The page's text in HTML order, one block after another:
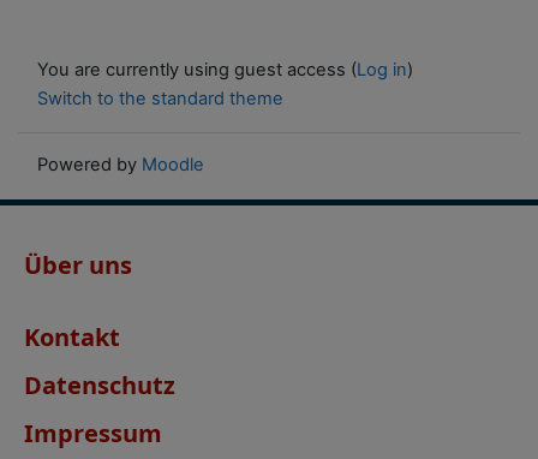
You are currently using guest access (Log in)
Switch to the standard theme
Powered by Moodle
Über uns
Kontakt
Datenschutz
Impressum